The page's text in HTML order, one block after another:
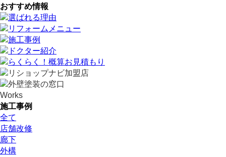
おすすめ情報
Works
施工事例
全て
店舗改修
廊下
外構